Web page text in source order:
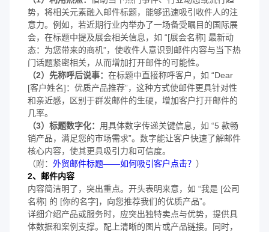
势，将相关元素融入邮件标题，能够迅速吸引收件人的注
意力。例如，若近期行业内举办了一场备受瞩目的国际展
会，在标题中提及展会相关信息，如 “[展会名称] 最新动
态：为您带来的商机”，使收件人意识到邮件内容与当下热
门话题紧密相关，从而增加打开邮件的可能性。
（2）先称呼后说事： 在标题中直接称呼客户，如 “Dear
[客户姓名]：优质产品推荐”，这种方式使邮件更具针对性
和亲近感，区别于群发邮件的生硬，增加客户打开邮件的
几率。
（3）标题数字化： 用具体数字传递关键信息，如 “5 款畅
销产品，满足您的市场需求”。数字能让客户快速了解邮件
核心内容，使其更具吸引力和可信度。
（附： 外贸邮件标题——如何吸引客户点击？ ）
2、邮件内容
内容简洁明了，突出重点。开头表明来意，如 “我是 [公司
名称] 的 [你的名字]，向您推荐我们的优质产品”。
详细介绍产品或服务时，应突出独特卖点与优势，提供具
体数据和案例支撑。配上清晰的图片或产品链接。同时，